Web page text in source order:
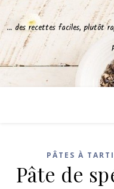
… des recettes faciles, plutôt
PÂTES À
Pâte de